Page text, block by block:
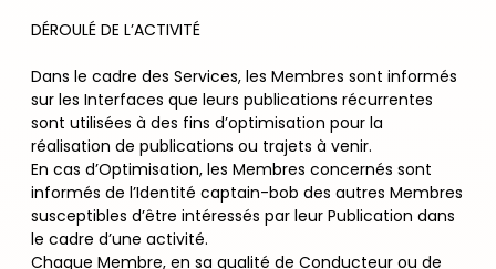
DÉROULÉ DE L’ACTIVITÉ
Dans le cadre des Services, les Membres sont informés
sur les Interfaces que leurs publications récurrentes
sont utilisées à des fins d’optimisation pour la
réalisation de publications ou trajets à venir.
En cas d’Optimisation, les Membres concernés sont
informés de l’Identité captain-bob des autres Membres
susceptibles d’être intéressés par leur Publication dans
le cadre d’une activité.
Chaque Membre, en sa qualité de Conducteur ou de